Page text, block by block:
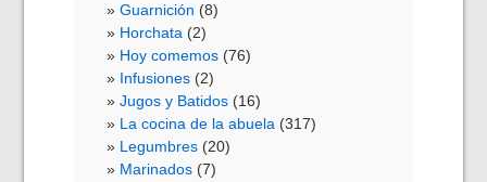
Guarnición (8)
Horchata (2)
Hoy comemos (76)
Infusiones (2)
Jugos y Batidos (16)
La cocina de la abuela (317)
Legumbres (20)
Marinados (7)